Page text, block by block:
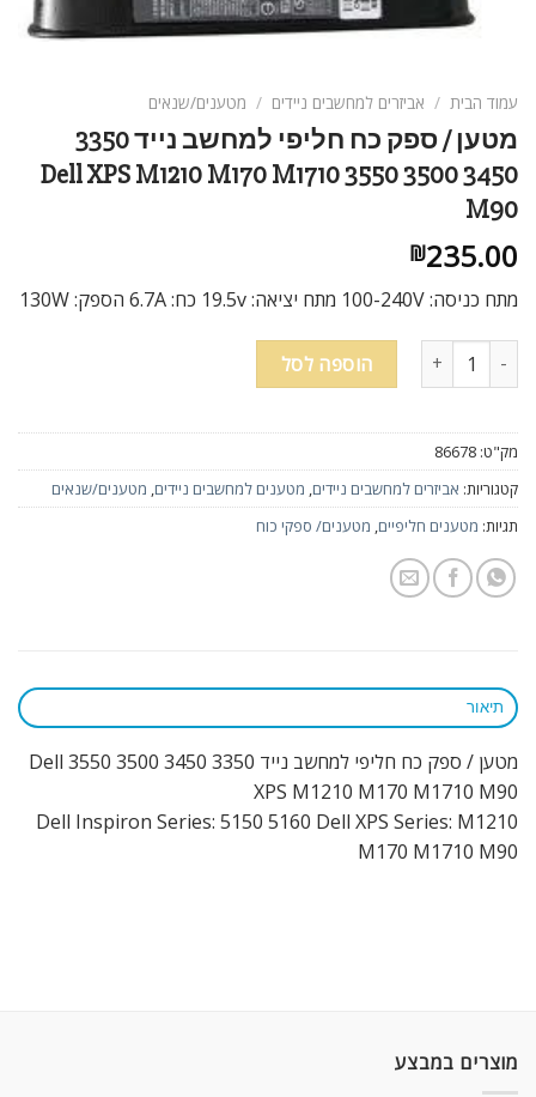
format_underlined הוסף קו תחתון לקישורים
סמן קישורים
האפשרויות
עמוד הבית / אביזרים למחשבים ניידים / מטענים/שנאים
מטען / ספק כח חליפי למחשב נייד 3350
3450 3500 3550 Dell XPS M1210 M170 M1710
M90
₪235.00
מתח כניסה: 100-240V מתח יציאה: 19.5v כח: 6.7A הספק: 130W
כמות של מטען / ספק כח חליפי למחשב נייד 3350 3450 3500 3550 Dell XPS M1210 M170 M1710 M90
הוספה לסל
מק"ט: 86678
קטגוריות: אביזרים למחשבים ניידים מטענים למחשבים ניידים מטענים/שנאים
תגיות: מטענים חליפיים מטענים/ ספקי כוח
תיאור
מטען / ספק כח חליפי למחשב נייד 3350 3450 3500 3550 Dell
XPS M1210 M170 M1710 M90
Dell Inspiron Series: 5150 5160 Dell XPS Series: M1210
M170 M1710 M90
מוצרים במבצע